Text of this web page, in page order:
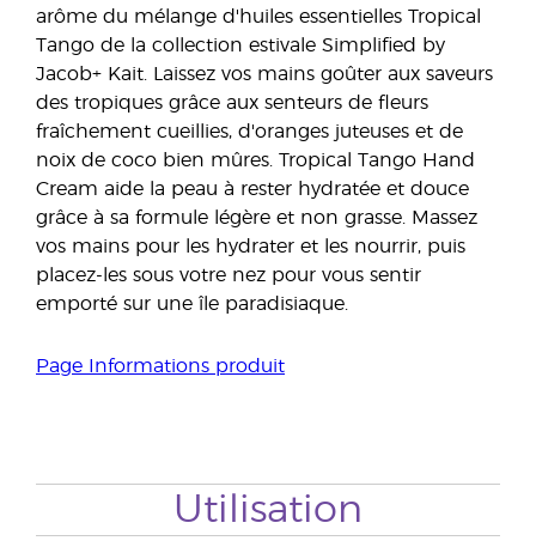
arôme du mélange d'huiles essentielles Tropical
Tango de la collection estivale Simplified by
Jacob+ Kait. Laissez vos mains goûter aux saveurs
des tropiques grâce aux senteurs de fleurs
fraîchement cueillies, d'oranges juteuses et de
noix de coco bien mûres. Tropical Tango Hand
Cream aide la peau à rester hydratée et douce
grâce à sa formule légère et non grasse. Massez
vos mains pour les hydrater et les nourrir, puis
placez-les sous votre nez pour vous sentir
emporté sur une île paradisiaque.
Page Informations produit
Utilisation